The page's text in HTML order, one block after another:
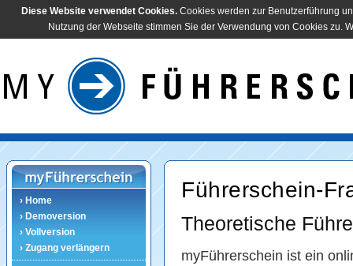
Diese Website verwendet Cookies. Cookies werden zur Benutzerführung
Nutzung der Webseite stimmen Sie der Verwendung von Cookies zu.
› Home
› Demoversion
› Vollversion
› Zugang verlängern
Führerschein-
Theoretische
myFührerschein ist ein